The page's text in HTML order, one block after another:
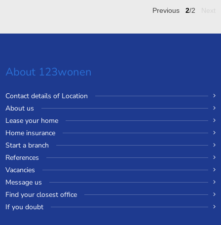
Previous 2/2
About 123wonen
Contact details of Location
About us
Lease your home
Home insurance
Start a branch
References
Vacancies
Message us
Find your closest office
If you doubt